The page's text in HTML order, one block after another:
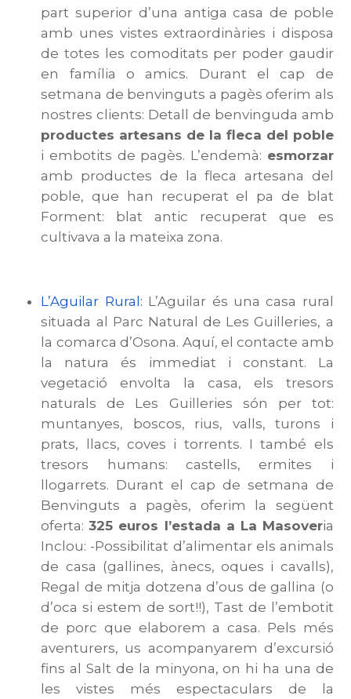
part superior d’una antiga casa de poble
amb unes vistes extraordinàries i disposa
de totes les comoditats per poder gaudir
en família o amics. Durant el cap de
setmana de benvinguts a pagès oferim als
nostres clients: Detall de benvinguda amb
productes artesans de la fleca del poble
i embotits de pagès. L’endemà: esmorzar
amb productes de la fleca artesana del
poble, que han recuperat el pa de blat
Forment: blat antic recuperat que es
cultivava a la mateixa zona.
L’Aguilar Rural: L’Aguilar és una casa rural
situada al Parc Natural de Les Guilleries, a
la comarca d’Osona. Aquí, el contacte amb
la natura és immediat i constant. La
vegetació envolta la casa, els tresors
naturals de Les Guilleries són per tot:
muntanyes, boscos, rius, valls, turons i
prats, llacs, coves i torrents. I també els
tresors humans: castells, ermites i
llogarrets. Durant el cap de setmana de
Benvinguts a pagès, oferim la següent
oferta:325 euros l’estada a La Masoveria
Inclou: -Possibilitat d’alimentar els animals
de casa (gallines, ànecs, oques i cavalls),
Regal de mitja dotzena d’ous de gallina (o
d’oca si estem de sort!!), Tast de l’embotit
de porc que elaborem a casa. Pels més
aventurers, us acompanyarem d’excursió
fins al Salt de la minyona, on hi ha una de
les vistes més espectaculars de la